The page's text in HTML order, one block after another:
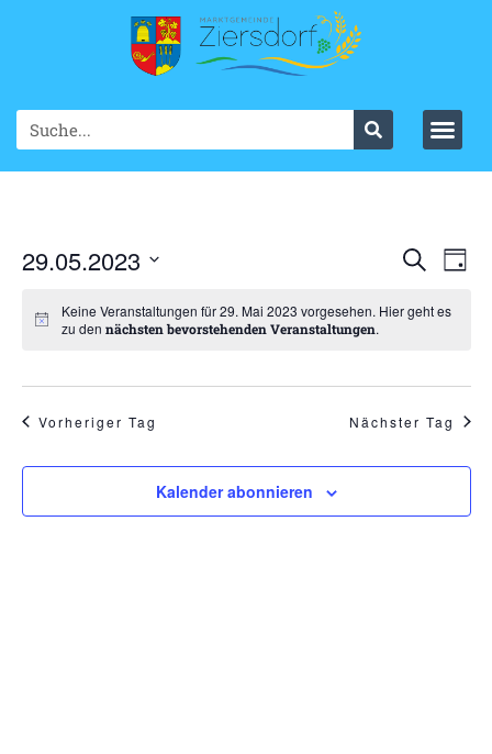
SucheTag
29.05.2023
wählen.Keine Veranstaltungen für 29. Mai 2023 vorgesehen. Hier geht es
zu den nächsten bevorstehenden Veranstaltungen.
Vorheriger Tag Nächster Tag
Kalender abonnieren